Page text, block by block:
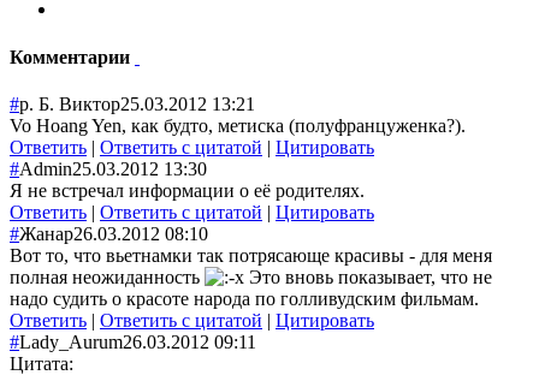
Комментарии
#р. Б. Виктор25.03.2012 13:21
Vo Hoang Yen, как будто, метиска (полуфранцуженка?).
Ответить | Ответить с цитатой | Цитировать
#Admin25.03.2012 13:30
Я не встречал информации о её родителях.
Ответить | Ответить с цитатой | Цитировать
#Жанар26.03.2012 08:10
Вот то, что вьетнамки так потрясающе красивы - для меня
полная неожиданность
Это вновь показывает, что не
надо судить о красоте народа по голливудским фильмам.
Ответить | Ответить с цитатой | Цитировать
#Lady_Aurum26.03.2012 09:11
Цитата: